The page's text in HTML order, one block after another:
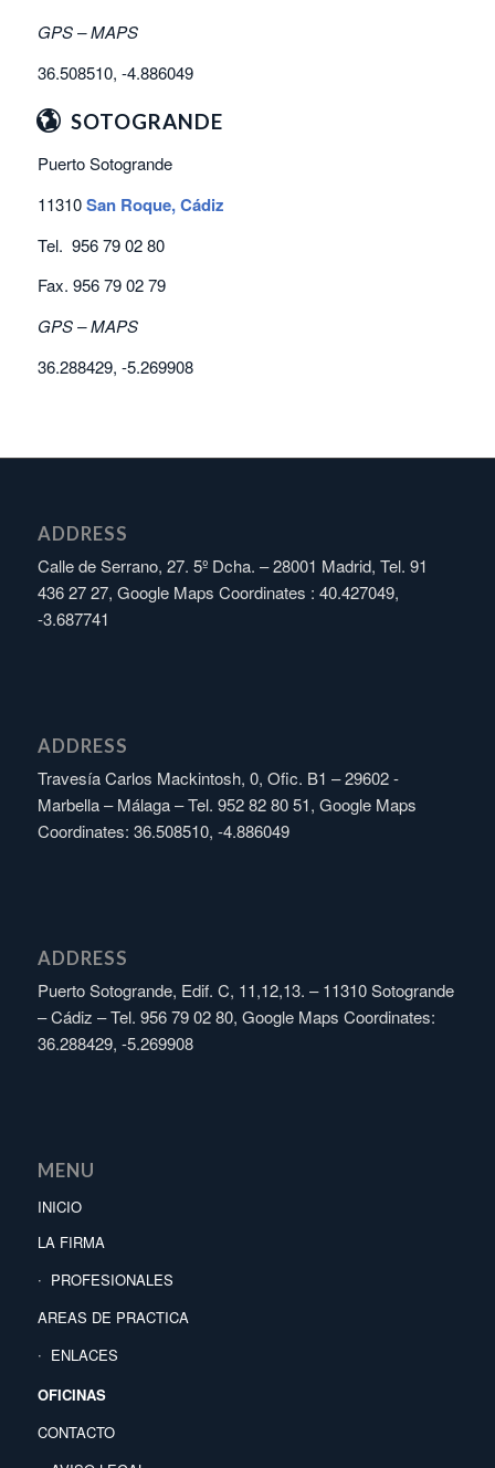
GPS – MAPS
36.508510, -4.886049
SOTOGRANDE
Puerto Sotogrande
11310San Roque, Cádiz
Tel. 956 79 02 80
Fax. 956 79 02 79
GPS – MAPS
36.288429, -5.269908
ADDRESS
Calle de Serrano, 27. 5º Dcha. – 28001 Madrid, Tel. 91
436 27 27, Google Maps Coordinates : 40.427049,
-3.687741
ADDRESS
Travesía Carlos Mackintosh, 0, Ofic. B1 – 29602 -
Marbella – Málaga – Tel. 952 82 80 51, Google Maps
Coordinates: 36.508510, -4.886049
ADDRESS
Puerto Sotogrande, Edif. C, 11,12,13. – 11310 Sotogrande
– Cádiz – Tel. 956 79 02 80, Google Maps Coordinates:
36.288429, -5.269908
MENU
INICIO
LA FIRMA
PROFESIONALES
AREAS DE PRACTICA
ENLACES
OFICINAS
CONTACTO